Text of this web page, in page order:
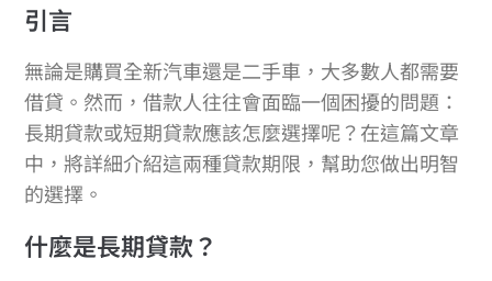
引言
無論是購買全新汽車還是二手車，大多數人都需要
借貸。然而，借款人往往會面臨一個困擾的問題：
長期貸款或短期貸款應該怎麼選擇呢？在這篇文章
中，將詳細介紹這兩種貸款期限，幫助您做出明智
的選擇。
什麼是長期貸款？